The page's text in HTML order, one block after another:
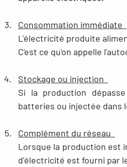
Consommation immédiate
L'électricité produite
C'est ce qu'on appelle
Stockage ou injection
Si la production
batteries ou injectée dans
Complément du réseau
Lorsque la production est
d'électricité est fourni par